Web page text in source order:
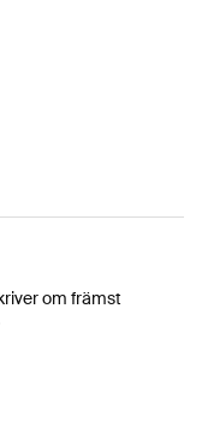
om främst